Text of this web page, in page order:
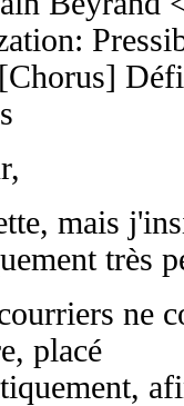
mais
très
ne
placé